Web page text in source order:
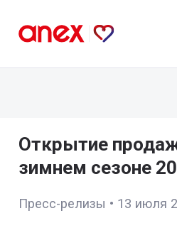
Открытие
зимнем сезоне
Пресс-релизы • 13 июля